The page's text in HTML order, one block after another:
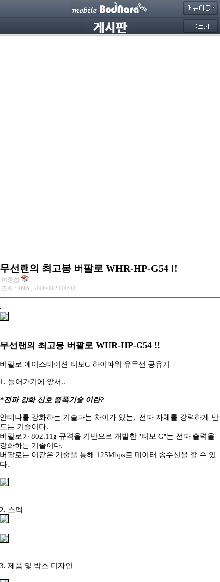
무선랜의 최고봉 버팔로 WHR-HP-G54 !!
이충섭
조회 : 4805 , 2006/09/23 00:48
무선랜의 최고봉 버팔로 WHR-HP-G54 !!
버팔로 에어스테이션 터보G 하이파워 유무선 공유기
1. 들어가기에 앞서..
*전파 강화 신호 증폭기술 이란?
안테나를 강화하는 기술과는 차이가 있는, 전파 자체를 강력하게 만
드는 기술이다.
버팔로가 802.11g 규격을 기반으로 개발한 "터보 G"는 전파 출력을
강화하는 기술이다.
버팔로는 이같은 기술을 통해 125Mbps로 데이터 송수신을 할 수 있
다.
2. 스펙
3. 제품 및 박스 디자인